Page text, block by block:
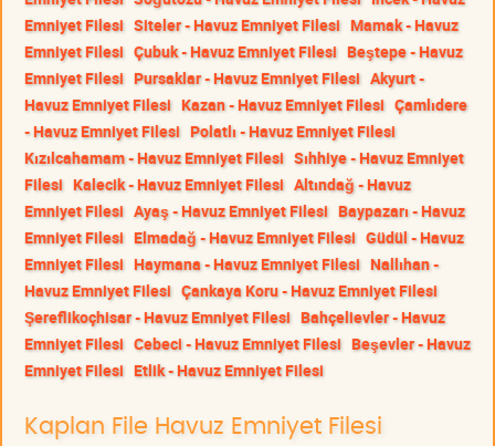
Emniyet Filesi Siteler - Havuz Emniyet Filesi Mamak - Havuz
Emniyet Filesi Çubuk - Havuz Emniyet Filesi Beştepe - Havuz
Emniyet Filesi Pursaklar - Havuz Emniyet Filesi Akyurt -
Havuz Emniyet Filesi Kazan - Havuz Emniyet Filesi Çamlıdere
- Havuz Emniyet Filesi Polatlı - Havuz Emniyet Filesi
Kızılcahamam - Havuz Emniyet Filesi Sıhhiye - Havuz Emniyet
Filesi Kalecik - Havuz Emniyet Filesi Altındağ - Havuz
Emniyet Filesi Ayaş - Havuz Emniyet Filesi Baypazarı - Havuz
Emniyet Filesi Elmadağ - Havuz Emniyet Filesi Güdül - Havuz
Emniyet Filesi Haymana - Havuz Emniyet Filesi Nallıhan -
Havuz Emniyet Filesi Çankaya Koru - Havuz Emniyet Filesi
Şereflikoçhisar - Havuz Emniyet Filesi Bahçelievler - Havuz
Emniyet Filesi Cebeci - Havuz Emniyet Filesi Beşevler - Havuz
Emniyet Filesi Etlik - Havuz Emniyet Filesi
Kaplan File Havuz Emniyet Filesi